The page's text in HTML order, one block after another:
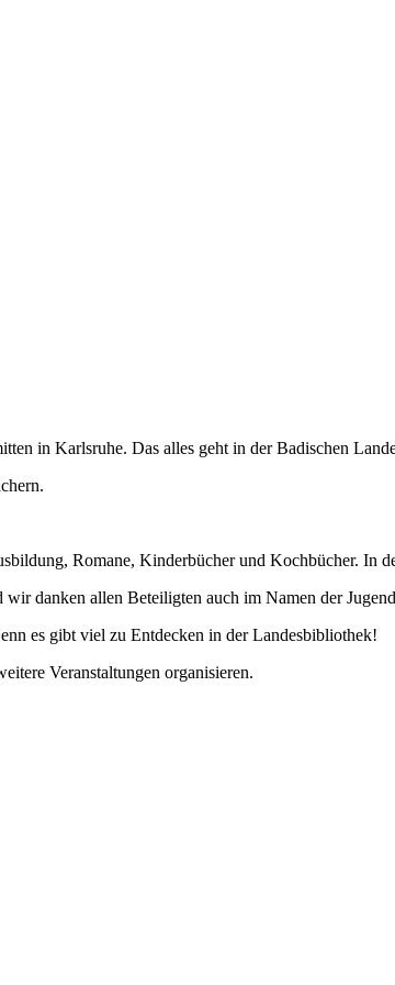
Migrationshintergrund
in Karlsruhe. Das alles geht in der Badischen
Romane, Kinderbücher und Kochbücher. In
danken allen Beteiligten auch im Namen der
es gibt viel zu Entdecken in der Landesbibliothek!
Veranstaltungen organisieren.